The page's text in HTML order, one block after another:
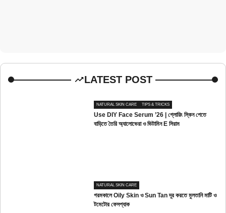
LATEST POST
NATURAL SKIN CARE TIPS & TRICKS
Use DIY Face Serum ’26 | গ্লোয়িং স্কিন পেতে
বাড়িতে তৈরি অ্যালোভেরা ও ভিটামিন E সিরাম
NATURAL SKIN CARE
গরমকালে Oily Skin ও Sun Tan দূর করতে মুলতানি মাটি ও
টমেটোর ফেসপ্যাক